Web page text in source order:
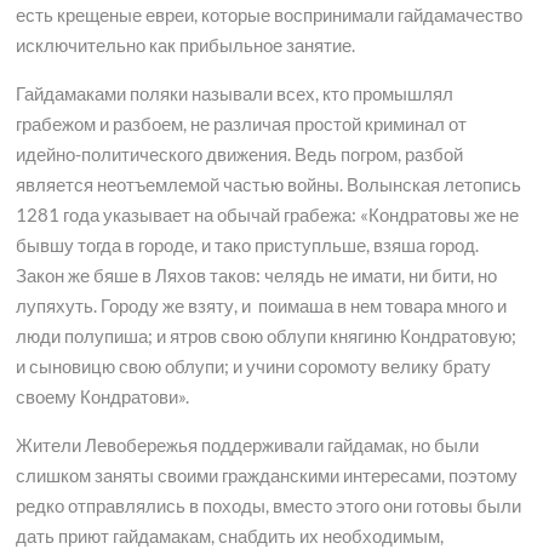
есть крещеные евреи, которые воспринимали гайдамачество
исключительно как прибыльное занятие.
Гайдамаками поляки называли всех, кто промышлял
грабежом и разбоем, не различая простой криминал от
идейно-политического движения. Ведь погром, разбой
является неотъемлемой частью войны. Волынская летопись
1281 года указывает на обычай грабежа: «Кондратовы же не
бывшу тогда в городе, и тако приступльше, взяша город.
Закон же бяше в Ляхов таков: челядь не имати, ни бити, но
лупяхуть. Городу же взяту, и поимаша в нем товара много и
люди полупиша; и ятров свою облупи княгиню Кондратовую;
и сыновицю свою облупи; и учини соромоту велику брату
своему Кондратови».
Жители Левобережья поддерживали гайдамак, но были
слишком заняты своими гражданскими интересами, поэтому
редко отправлялись в походы, вместо этого они готовы были
дать приют гайдамакам, снабдить их необходимым,